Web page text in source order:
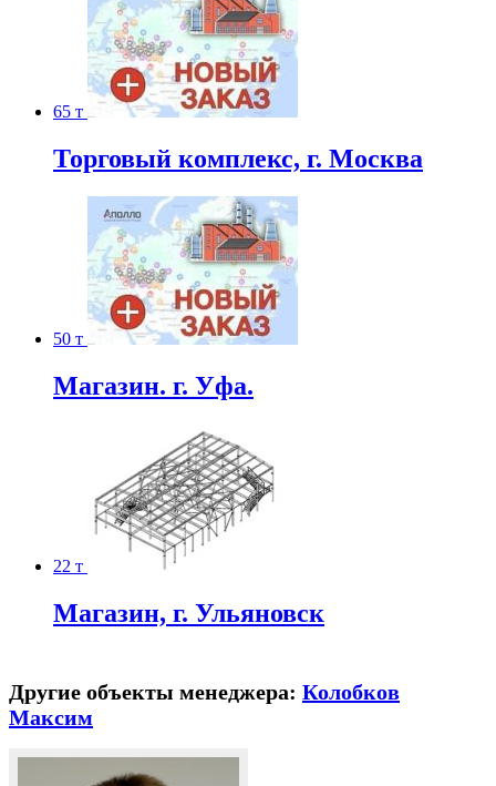
65 т
Торговый комплекс, г. Москва
50 т
Магазин. г. Уфа.
22 т
Магазин, г. Ульяновск
Другие объекты менеджера: Колобков
Максим